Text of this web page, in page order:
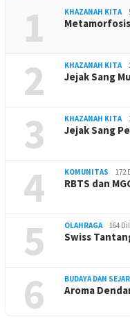
1 KHAZANAH KITA
2 KHAZANAH KITA
Jejak Sang
3 KHAZANAH KITA
Jejak Sang
4 KOMUNITAS 172
RBTS dan
5 OLAHRAGA 164
Swiss
6 BUDAYA DAN
Aroma